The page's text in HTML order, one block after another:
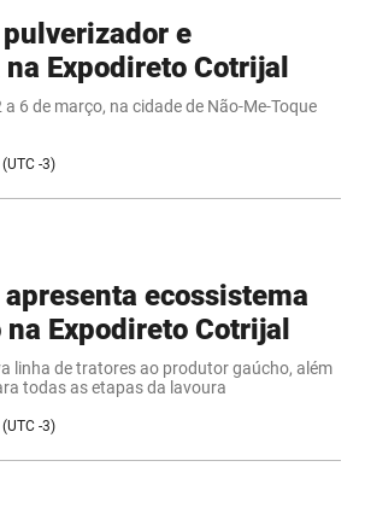
e
Expodireto Cotrijal
a 6 de março, na cidade de Não-Me-Toque
-3)
ecossistema
Expodireto Cotrijal
linha de tratores ao produtor gaúcho, além
todas as etapas da lavoura
-3)